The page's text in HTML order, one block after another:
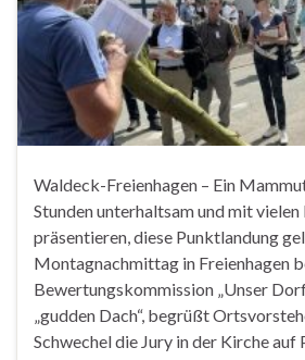
Waldeck-Freienhagen – Ein
Stunden unterhaltsam und mit
präsentieren, diese Punktlandung
Montagnachmittag in Freienhagen
Bewertungskommission „Unser
„gudden Dach“, begrüßt
Schwechel die Jury in der Kirche auf